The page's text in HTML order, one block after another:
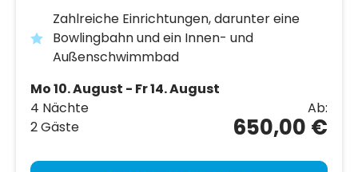
Zahlreiche Einrichtungen, darunter eine
Bowlingbahn und ein Innen- und
Außenschwimmbad
Mo 10. August - Fr 14. August
4 Nächte
2 Gäste
Ab:
650,00 €